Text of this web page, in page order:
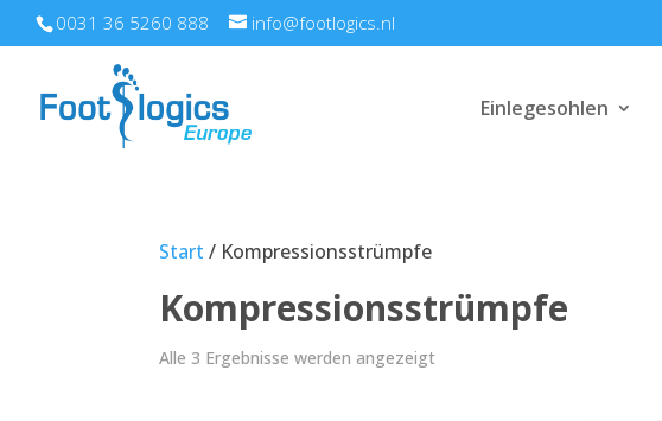
0031 36 5260 888 info@footlogics.nl
Einlegesohlen
Start / Kompressionsstrümpfe
Kompressionsstrümpfe
Alle 3 Ergebnisse werden angezeigt